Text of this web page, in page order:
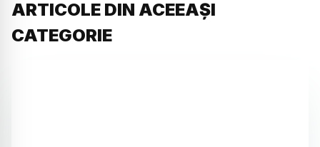
ARTICOLE DIN ACEEAȘI
CATEGORIE